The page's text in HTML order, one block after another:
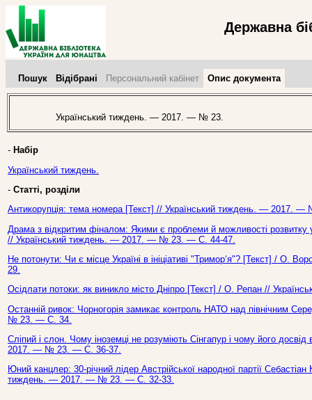
Державна
Пошук Відібрані Персональний кабінет Опис документа
Український тиждень. — 2017. — № 23.
- Набір
Український тиждень.
- Статті, розділи
Антикорупція: тема номера [Текст] // Український тиждень. — 2017.
Драма з відкритим фіналом: Якими є проблеми й можливості розвитку
// Український тиждень. — 2017. — № 23. — С. 44-47.
Не потонути: Чи є місце Україні в ініціативі "Тримор‘я"? [Текст] /
29.
Осідлати потоки: як виникло місто Дніпро [Текст] / О. Репан //
Останній ривок: Чорногорія замикає контроль НАТО над північним
№ 23. — С. 34.
Сліпий і слон. Чому іноземці не розуміють Сінгапур і чому його
2017. — № 23. — С. 36-37.
Юний канцлер: 30-річний лідер Австрійської народної партії
тиждень. — 2017. — № 23. — С. 32-33.